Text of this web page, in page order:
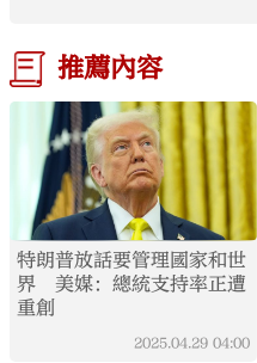
推薦內容
特朗普放話要管理國家和世
界 美媒：總統支持率正遭
重創
2025.04.29 04:00